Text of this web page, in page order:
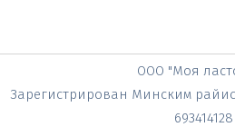
ООО "Моя
Зарегистрирован Минским
693414128